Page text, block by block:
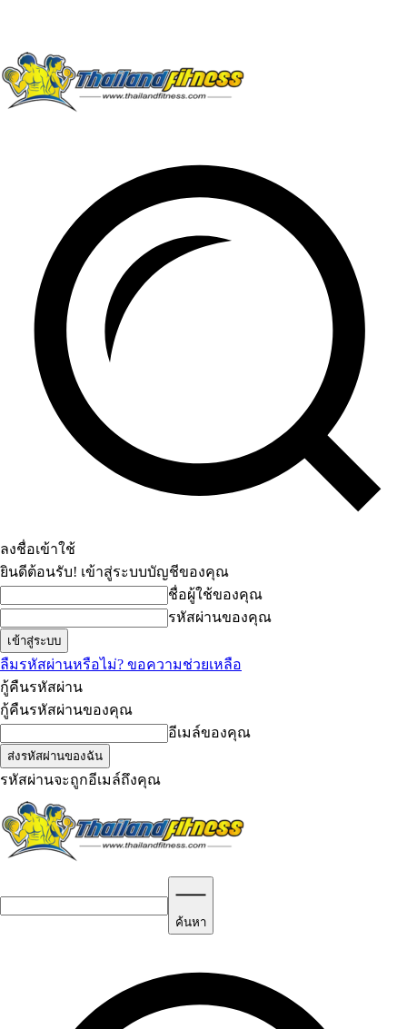
ลงชื่อเข้าใช้
ยินดีต้อนรับ! เข้าสู่ระบบบัญชีของคุณ
ชื่อผู้ใช้ของคุณ
รหัสผ่านของคุณ
ลืมรหัสผ่านหรือไม่? ขอความช่วยเหลือ
กู้คืนรหัสผ่าน
กู้คืนรหัสผ่านของคุณ
อีเมล์ของคุณ
รหัสผ่านจะถูกอีเมล์ถึงคุณ
ค้นหา